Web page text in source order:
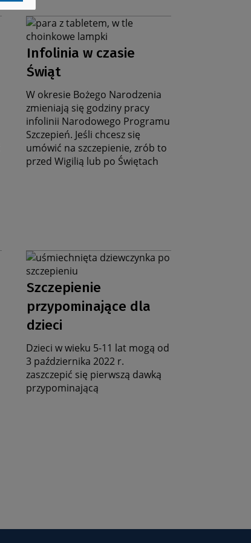
Infolinia w czasie
Świąt
W okresie Bożego Narodzenia
zmieniają się godziny pracy
infolinii Narodowego Programu
Szczepień. Jeśli chcesz się
umówić na szczepienie, zrób to
przed Wigilią lub po Świętach
Data
aktualności
Grafika
na
stronę
zbiorczą
Szczepienie
przypominające dla
dzieci
Dzieci w wieku 5-11 lat mogą od
3 października 2022 r.
zaszczepić się pierwszą dawką
przypominającą
Data
aktualności
Grafika
na
stronę
zbiorczą